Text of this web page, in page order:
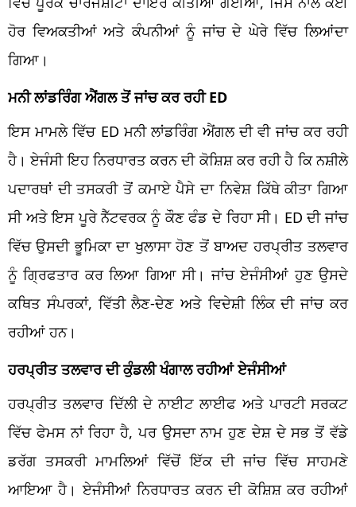
ਹੋਰ ਵਿਅਕਤੀਆਂ ਅਤੇ ਕੰਪਨੀਆਂ ਨੂੰ ਜਾਂਚ ਦੇ ਘੇਰੇ ਵਿੱਚ ਲਿਆਂਦਾ
ਗਿਆ।
ਮਨੀ ਲਾਂਡਰਿੰਗ ਐਂਗਲ ਤੋਂ ਜਾਂਚ ਕਰ ਰਹੀ ED
ਇਸ ਮਾਮਲੇ ਵਿੱਚ ED ਮਨੀ ਲਾਂਡਰਿੰਗ ਐਂਗਲ ਦੀ ਵੀ ਜਾਂਚ ਕਰ ਰਹੀ
ਹੈ। ਏਜੰਸੀ ਇਹ ਨਿਰਧਾਰਤ ਕਰਨ ਦੀ ਕੋਸ਼ਿਸ਼ ਕਰ ਰਹੀ ਹੈ ਕਿ ਨਸ਼ੀਲੇ
ਪਦਾਰਥਾਂ ਦੀ ਤਸਕਰੀ ਤੋਂ ਕਮਾਏ ਪੈਸੇ ਦਾ ਨਿਵੇਸ਼ ਕਿੱਥੇ ਕੀਤਾ ਗਿਆ
ਸੀ ਅਤੇ ਇਸ ਪੂਰੇ ਨੈੱਟਵਰਕ ਨੂੰ ਕੌਣ ਫੰਡ ਦੇ ਰਿਹਾ ਸੀ। ED ਦੀ ਜਾਂਚ
ਵਿੱਚ ਉਸਦੀ ਭੂਮਿਕਾ ਦਾ ਖੁਲਾਸਾ ਹੋਣ ਤੋਂ ਬਾਅਦ ਹਰਪ੍ਰੀਤ ਤਲਵਾਰ
ਨੂੰ ਗ੍ਰਿਫਤਾਰ ਕਰ ਲਿਆ ਗਿਆ ਸੀ। ਜਾਂਚ ਏਜੰਸੀਆਂ ਹੁਣ ਉਸਦੇ
ਕਥਿਤ ਸੰਪਰਕਾਂ, ਵਿੱਤੀ ਲੈਣ-ਦੇਣ ਅਤੇ ਵਿਦੇਸ਼ੀ ਲਿੰਕ ਦੀ ਜਾਂਚ ਕਰ
ਰਹੀਆਂ ਹਨ।
ਹਰਪ੍ਰੀਤ ਤਲਵਾਰ ਦੀ ਕੁੰਡਲੀ ਖੰਗਾਲ ਰਹੀਆਂ ਏਜੰਸੀਆਂ
ਹਰਪ੍ਰੀਤ ਤਲਵਾਰ ਦਿੱਲੀ ਦੇ ਨਾਈਟ ਲਾਈਫ ਅਤੇ ਪਾਰਟੀ ਸਰਕਟ
ਵਿੱਚ ਫੇਮਸ ਨਾਂ ਰਿਹਾ ਹੈ, ਪਰ ਉਸਦਾ ਨਾਮ ਹੁਣ ਦੇਸ਼ ਦੇ ਸਭ ਤੋਂ ਵੱਡੇ
ਡਰੱਗ ਤਸਕਰੀ ਮਾਮਲਿਆਂ ਵਿੱਚੋਂ ਇੱਕ ਦੀ ਜਾਂਚ ਵਿੱਚ ਸਾਹਮਣੇ
ਆਇਆ ਹੈ। ਏਜੰਸੀਆਂ ਨਿਰਧਾਰਤ ਕਰਨ ਦੀ ਕੋਸ਼ਿਸ਼ ਕਰ ਰਹੀਆਂ